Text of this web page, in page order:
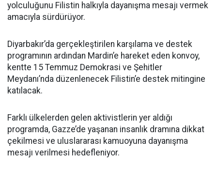
yolculuğunu Filistin halkıyla dayanışma mesajı vermek
amacıyla sürdürüyor.
Diyarbakır’da gerçekleştirilen karşılama ve destek
programının ardından Mardin’e hareket eden konvoy,
kentte 15 Temmuz Demokrasi ve Şehitler
Meydanı’nda düzenlenecek Filistin’e destek mitingine
katılacak.
Farklı ülkelerden gelen aktivistlerin yer aldığı
programda, Gazze’de yaşanan insanlık dramına dikkat
çekilmesi ve uluslararası kamuoyuna dayanışma
mesajı verilmesi hedefleniyor.